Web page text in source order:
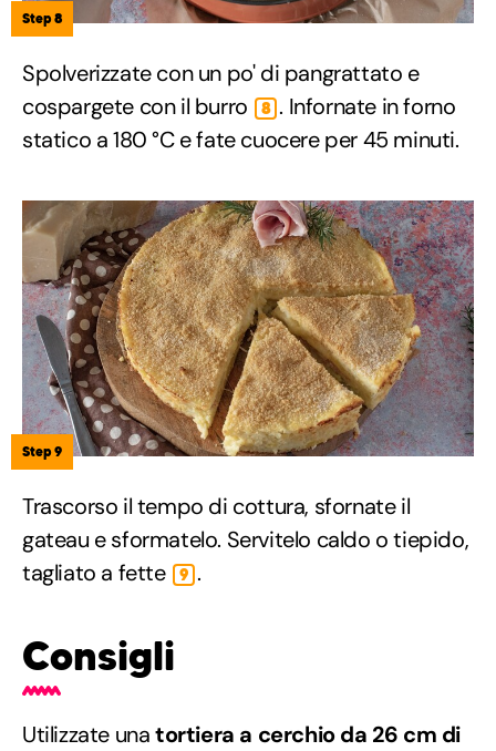
Step 8
Spolverizzate con un po' di pangrattato e
cospargete con il burro
8 . Infornate in forno
statico a 180 °C e fate cuocere per 45 minuti.
Step 9
Trascorso il tempo di cottura, sfornate il
gateau e sformatelo. Servitelo caldo o tiepido,
tagliato a fette
9 .
Consigli
Utilizzate unatortiera a cerchio da 26 cm di